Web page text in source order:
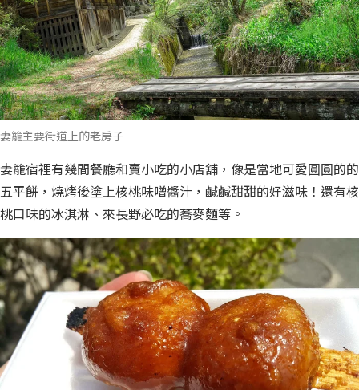
妻籠主要街道上的老房子
妻籠宿裡有幾間餐廳和賣小吃的小店舖，像是當地可愛圓圓的的
五平餅，燒烤後塗上核桃味噌醬汁，鹹鹹甜甜的好滋味！還有核
桃口味的冰淇淋、來長野必吃的蕎麥麵等。